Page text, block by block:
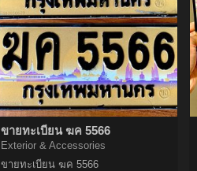
ขายทะเบียน ฆค 5566
Exterior & Accessories
ขายทะเบียน ฆค 5566